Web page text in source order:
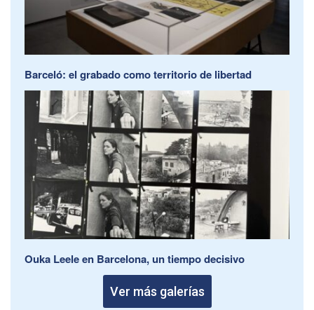
Barceló: el grabado como territorio de libertad
Ouka Leele en Barcelona, un tiempo decisivo
Ver más galerías